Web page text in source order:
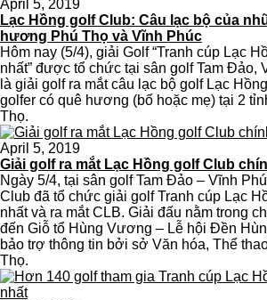
April 5, 2019
Lạc Hồng golf Club: Câu lạc bộ của
hương Phú Thọ và Vĩnh Phúc
Hôm nay (5/4), giải Golf “Tranh cúp Lạc
nhất” được tổ chức tại sân golf Tam Đảo,
là giải golf ra mắt câu lạc bộ golf Lạc
golfer có quê hương (bố hoặc mẹ) tại 2
Thọ.
April 5, 2019
Giải golf ra mắt Lạc Hồng golf Club
Ngày 5/4, tại sân golf Tam Đảo – Vĩnh
Club đã tổ chức giải golf Tranh cúp Lạc
nhất và ra mắt CLB. Giải đấu nằm trong
đến Giỗ tổ Hùng Vương – Lễ hội Đền
bảo trợ thông tin bởi sở Văn hóa, Thể
Thọ.